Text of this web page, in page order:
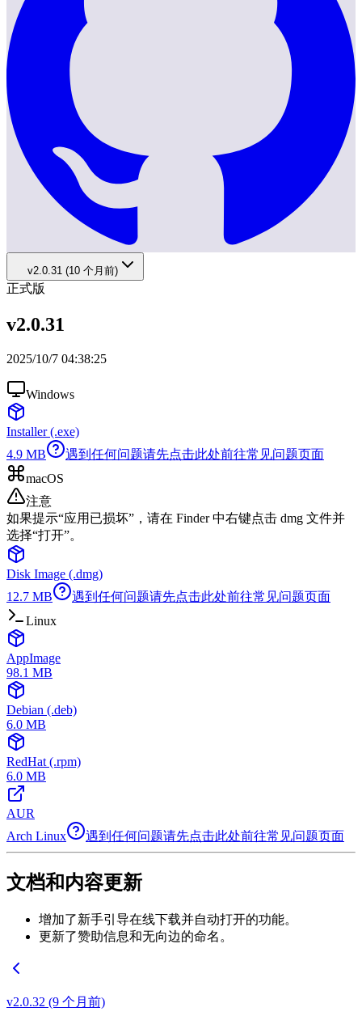
v2.0.31 (10 个月前)
正式版
v2.0.31
2025/10/7 04:38:25
Windows
Installer (.exe)
4.9 MB
遇到任何问题请先点击此处前往常见问题页面
macOS
注意
如果提示“应用已损坏”，请在 Finder 中右键点击 dmg 文件并
选择“打开”。
Disk Image (.dmg)
12.7 MB
遇到任何问题请先点击此处前往常见问题页面
Linux
AppImage
98.1 MB
Debian (.deb)
6.0 MB
RedHat (.rpm)
6.0 MB
AUR
Arch Linux
遇到任何问题请先点击此处前往常见问题页面
文档和内容更新
增加了新手引导在线下载并自动打开的功能。
更新了赞助信息和无向边的命名。
v2.0.32 (9 个月前)